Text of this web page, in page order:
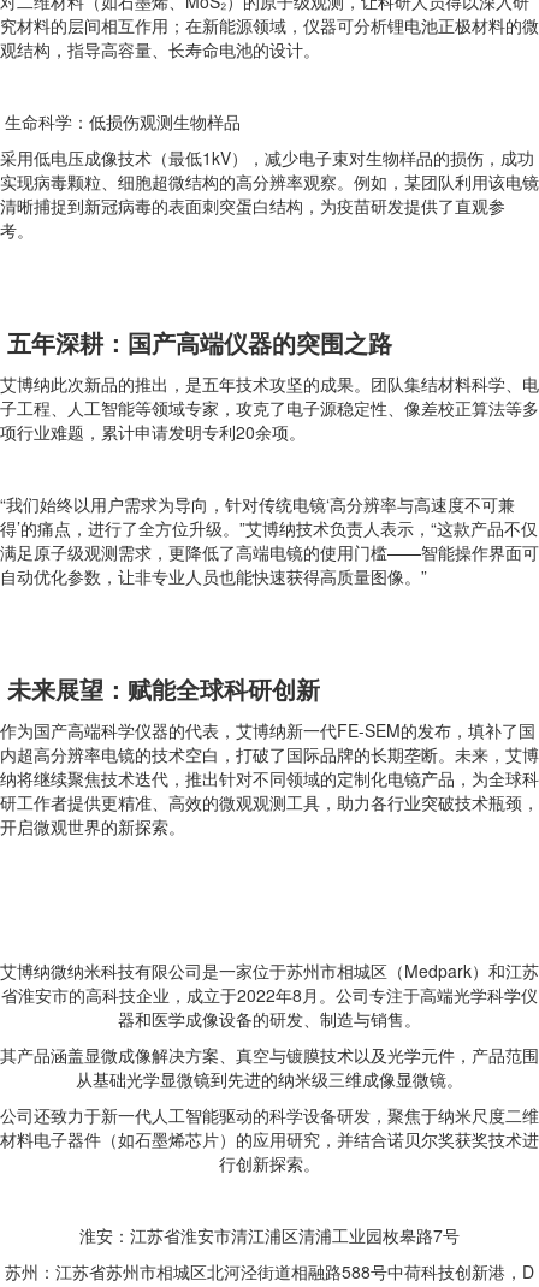
究材料的层间相互作用；在新能源领域，仪器可分析锂电池正极材料的微
观结构，指导高容量、长寿命电池的设计。
生命科学：低损伤观测生物样品
采用低电压成像技术（最低1kV），减少电子束对生物样品的损伤，成功
实现病毒颗粒、细胞超微结构的高分辨率观察。例如，某团队利用该电镜
清晰捕捉到新冠病毒的表面刺突蛋白结构，为疫苗研发提供了直观参
考。
五年深耕：国产高端仪器的突围之路
艾博纳此次新品的推出，是五年技术攻坚的成果。团队集结材料科学、电
子工程、人工智能等领域专家，攻克了电子源稳定性、像差校正算法等多
项行业难题，累计申请发明专利20余项。
“我们始终以用户需求为导向，针对传统电镜‘高分辨率与高速度不可兼
得’的痛点，进行了全方位升级。”艾博纳技术负责人表示，“这款产品不仅
满足原子级观测需求，更降低了高端电镜的使用门槛——智能操作界面可
自动优化参数，让非专业人员也能快速获得高质量图像。”
未来展望：赋能全球科研创新
作为国产高端科学仪器的代表，艾博纳新一代FE-SEM的发布，填补了国
内超高分辨率电镜的技术空白，打破了国际品牌的长期垄断。未来，艾博
纳将继续聚焦技术迭代，推出针对不同领域的定制化电镜产品，为全球科
研工作者提供更精准、高效的微观观测工具，助力各行业突破技术瓶颈，
开启微观世界的新探索。
艾博纳微纳米科技有限公司是一家位于苏州市相城区（Medpark）和江苏
省淮安市的高科技企业，成立于2022年8月。公司专注于高端光学科学仪
器和医学成像设备的研发、制造与销售。
其产品涵盖显微成像解决方案、真空与镀膜技术以及光学元件，产品范围
从基础光学显微镜到先进的纳米级三维成像显微镜。
公司还致力于新一代人工智能驱动的科学设备研发，聚焦于纳米尺度二维
材料电子器件（如石墨烯芯片）的应用研究，并结合诺贝尔奖获奖技术进
行创新探索。
淮安：江苏省淮安市清江浦区清浦工业园枚皋路7号
苏州：江苏省苏州市相城区北河泾街道相融路588号中荷科技创新港，D